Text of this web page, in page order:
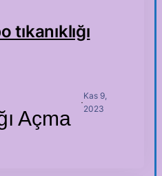
tıkanıklığı
Açma
·
Kas 9,
2023